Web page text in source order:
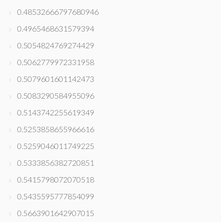
0.48532666797680946
0.4965468631579394
0.5054824769274429
0.5062779972331958
0.5079601601142473
0.5083290584955096
0.5143742255619349
0.5253858655966616
0.5259046011749225
0.5333856382720851
0.5415798072070518
0.5435595777854099
0.5663901642907015